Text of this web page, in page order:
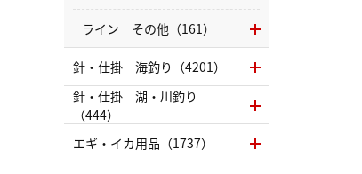
ライン その他（161）
針・仕掛 海釣り（4201）
針・仕掛 湖・川釣り
（444）
エギ・イカ用品（1737）